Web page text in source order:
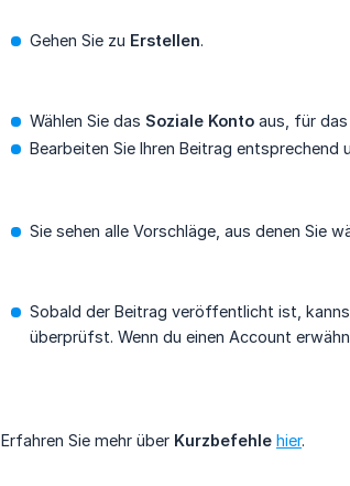
Gehen Sie zu Erstellen.
Wählen Sie das Soziale Konto aus, für das
Bearbeiten Sie Ihren Beitrag entsprechend
Sie sehen alle Vorschläge, aus denen Sie
Sobald der Beitrag veröffentlicht ist,
überprüfst. Wenn du einen Account
Erfahren Sie mehr über Kurzbefehle hier.